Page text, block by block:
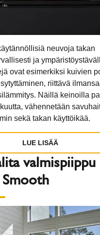
neuvoja takan
ja
ovat esimerkiksi kuivien
riittävä
Näillä keinoilla
vähennetään
sekä takan käyttöikää.
LUE LISÄÄ
valmispiippu